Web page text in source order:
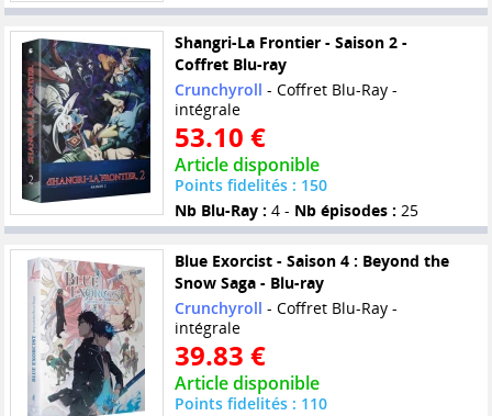
Shangri-La Frontier - Saison 2 -
Coffret Blu-ray
Crunchyroll - Coffret Blu-Ray -
intégrale
53.10 €
Article disponible
Points fidelités : 150
Nb Blu-Ray : 4 - Nb épisodes : 25
Blue Exorcist - Saison 4 : Beyond the
Snow Saga - Blu-ray
Crunchyroll - Coffret Blu-Ray -
intégrale
39.83 €
Article disponible
Points fidelités : 110